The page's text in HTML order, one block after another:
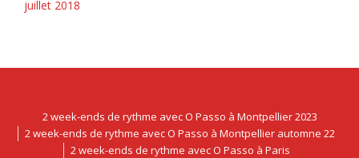
juillet 2018
2 week-ends de rythme avec O Passo à Montpellier 2023
2 week-ends de rythme avec O Passo à Montpellier automne 22
2 week-ends de rythme avec O Passo à Paris